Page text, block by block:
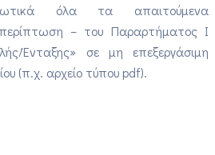
όλα τα απαιτούμενα
περίπτωση – του Παραρτήματος Ι
Ένταξης» σε μη επεξεργάσιμη
(π.χ. αρχείο τύπου pdf).